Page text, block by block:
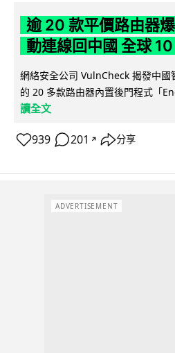
逾 20 款平價路由器
動連線回中國 全球
網絡安全公司 VulnCheck 揭發中
的 20 多款路由器內置後門程式「
讀全文
939 201 ↗ 分享
ADVERTISEMENT